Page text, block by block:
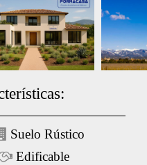
Suelo Rústico
Edificable